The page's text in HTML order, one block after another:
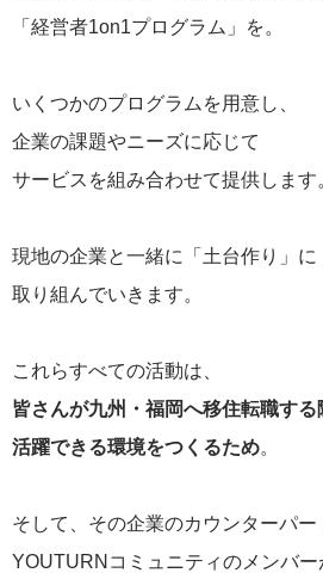
「経営者1on1プログラム」を。
いくつかのプログラムを用意し、
企業の課題やニーズに応じて
サービスを組み合わせて提供します
現地の企業と一緒に「土台作り」に
取り組んでいきます。
これらすべての活動は、
皆さんが九州・福岡へ移住転職する
活躍できる環境をつくるため。
そして、その企業のカウンターパー
YOUTURNコミュニティのメンバー